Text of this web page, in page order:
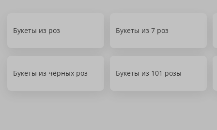
Букеты из роз Букеты из 7 роз
Букеты из чёрных роз Букеты из 101 розы